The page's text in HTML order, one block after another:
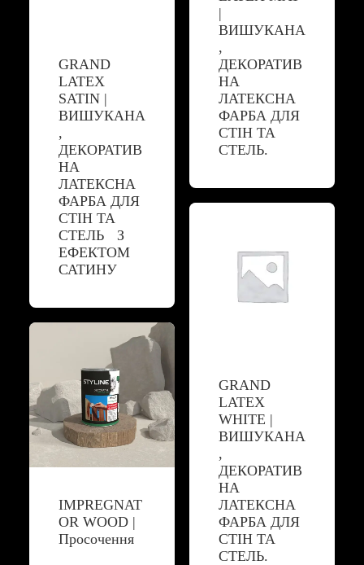
|
ВИШУКАНА
,
ДЕКОРАТИВ
НА
ЛАТЕКСНА
ФАРБА ДЛЯ
СТІН ТА
СТЕЛЬ.
GRAND
LATEX
SATIN |
ВИШУКАНА
,
ДЕКОРАТИВ
НА
ЛАТЕКСНА
ФАРБА ДЛЯ
СТІН ТА
СТЕЛЬ З
ЕФЕКТОМ
САТИНУ
GRAND
LATEX
WHITE |
ВИШУКАНА
,
ДЕКОРАТИВ
НА
ЛАТЕКСНА
ФАРБА ДЛЯ
СТІН ТА
СТЕЛЬ.
IMPREGNAT
OR WOOD |
Просочення